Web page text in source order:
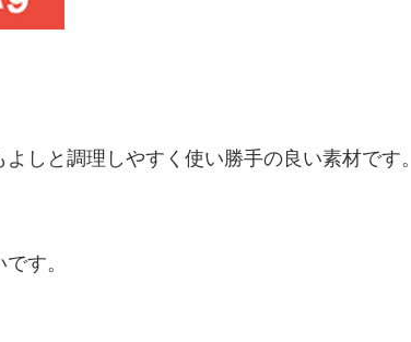
しと調理しやすく使い勝手の良い素材です。
す。